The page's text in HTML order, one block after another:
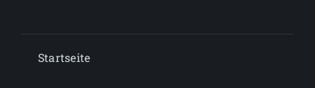
Startseite